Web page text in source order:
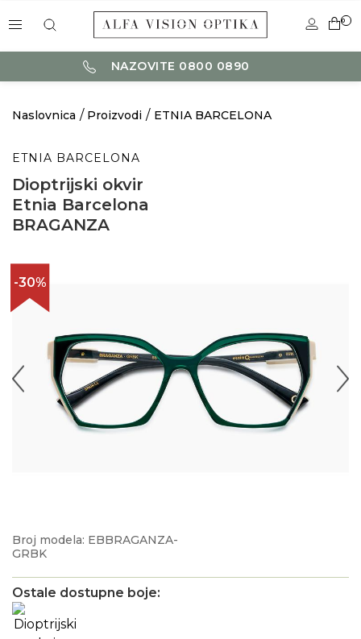
0
NAZOVITE 0800 0890
Naslovnica Proizvodi ETNIA BARCELONA
ETNIA BARCELONA
Dioptrijski okvir
Etnia Barcelona
BRAGANZA
-30%
Broj modela: EBBRAGANZA-
GRBK
Ostale dostupne boje: